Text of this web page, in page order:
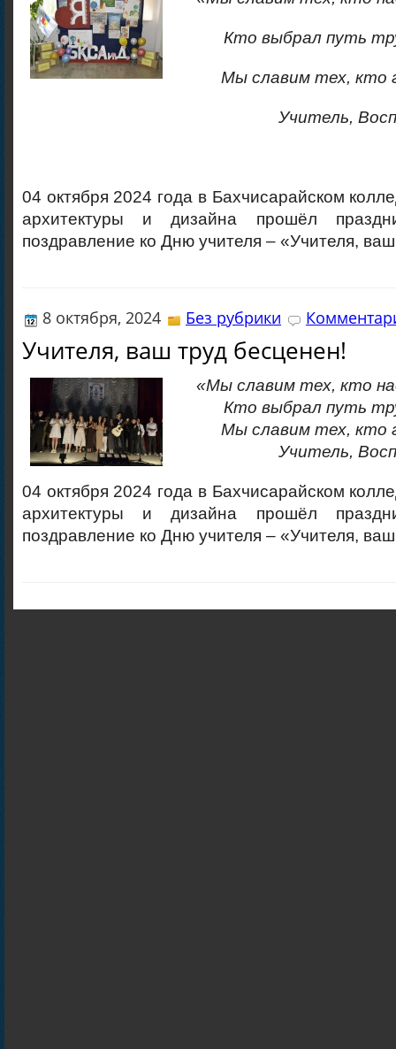
Кто выбрал путь
Мы славим тех, кто
Учитель,
04 октября 2024 года в Бахчисарайском
архитектуры и дизайна прошёл
поздравление ко Дню учителя – «Учителя,
8 октября, 2024 Без рубрики
Учителя, ваш труд бесценен!
«Мы славим тех, кто
Кто выбрал путь
Мы славим тех, кто
Учитель,
04 октября 2024 года в Бахчисарайском
архитектуры и дизайна прошёл
поздравление ко Дню учителя – «Учителя,